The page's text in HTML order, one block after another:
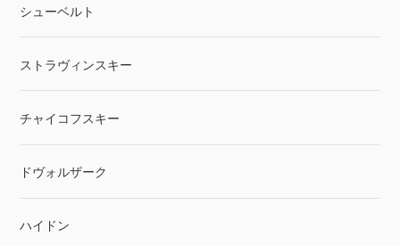
シューベルト
ストラヴィンスキー
チャイコフスキー
ドヴォルザーク
ハイドン